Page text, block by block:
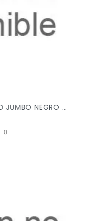
GLOBO METALICO NUMERICO JUMBO NEGRO 8 C/1PZ
0